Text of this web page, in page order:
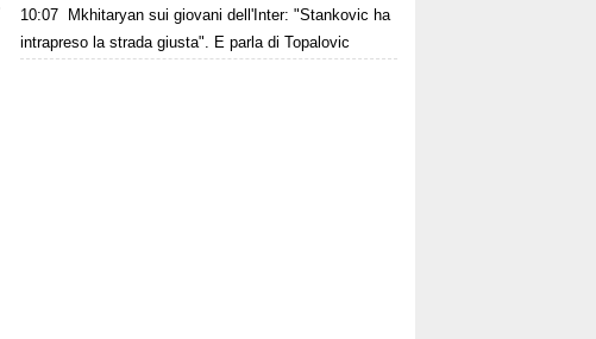
10:07
Mkhitaryan sui giovani dell'Inter: "Stankovic ha
intrapreso la strada giusta". E parla di Topalovic